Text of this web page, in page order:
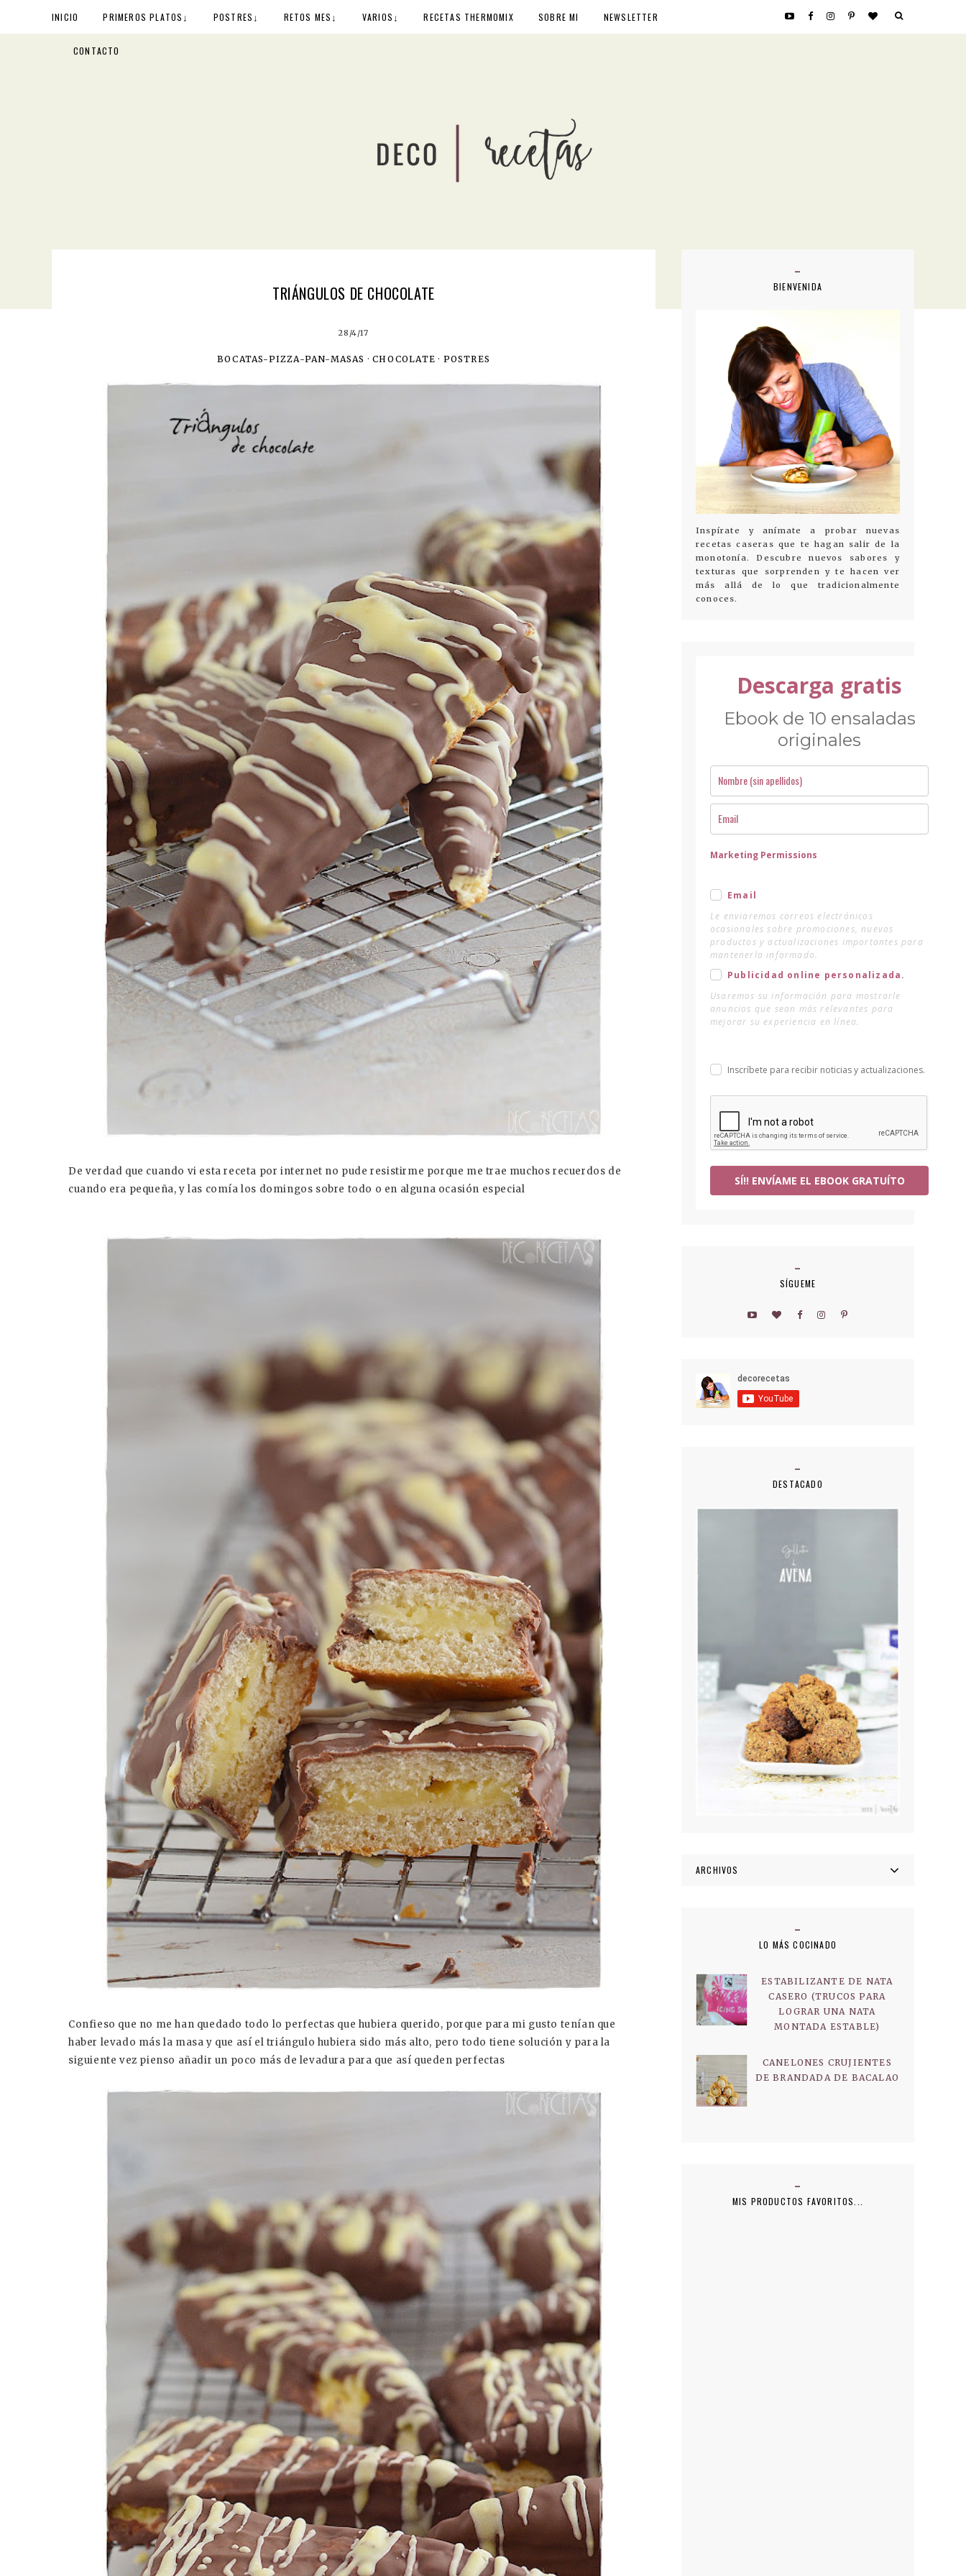
INICIO PRIMEROS PLATOS↓ POSTRES↓ RETOS MES↓ VARIOS↓ RECETAS THERMOMIX SOBRE MI NEWSLETTER
CONTACTO
TRIÁNGULOS DE CHOCOLATE
28/4/17
BOCATAS-PIZZA-PAN-MASAS ·CHOCOLATE · POSTRES
De verdad que cuando vi esta receta por internet no pude resistirme porque me trae muchos recuerdos de
cuando era pequeña, y las comía los domingos sobre todo o en alguna ocasión especial
Confieso que no me han quedado todo lo perfectas que hubiera querido, porque para mi gusto tenían que
haber levado más la masa y que así el triángulo hubiera sido más alto, pero todo tiene solución y para la
siguiente vez pienso añadir un poco más de levadura para que así queden perfectas
BIENVENIDA
Inspírate y anímate a probar nuevas
recetas caseras que te hagan salir de la
monotonía. Descubre nuevos sabores y
texturas que sorprenden y te hacen ver
más allá de lo que tradicionalmente
conoces.
Descarga gratis
Ebook de 10 ensaladas
originales
Marketing Permissions
Email
Le enviaremos correos electrónicos
ocasionales sobre promociones, nuevos
productos y actualizaciones importantes para
mantenerlo informado.
Publicidad online personalizada.
Usaremos su información para mostrarle
anuncios que sean más relevantes para
mejorar su experiencia en línea.
Inscríbete para recibir noticias y actualizaciones.
SÍ!! ENVÍAME EL EBOOK GRATUÍTO
SÍGUEME
DESTACADO
ARCHIVOS
LO MÁS COCINADO
ESTABILIZANTE DE NATA
CASERO (TRUCOS PARA
LOGRAR UNA NATA
MONTADA ESTABLE)
CANELONES CRUJIENTES
DE BRANDADA DE BACALAO
MIS PRODUCTOS FAVORITOS...